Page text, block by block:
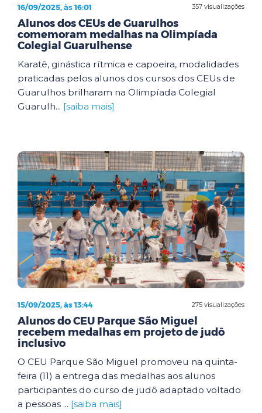
357 visualizações
16/09/2025, às 16:01
Alunos dos CEUs de Guarulhos
comemoram medalhas na Olimpíada
Colegial Guarulhense
Karatê, ginástica rítmica e capoeira, modalidades
praticadas pelos alunos dos cursos dos CEUs de
Guarulhos brilharam na Olimpíada Colegial
Guarulh... [saiba mais]
275 visualizações
15/09/2025, às 13:44
Alunos do CEU Parque São Miguel
recebem medalhas em projeto de judô
inclusivo
O CEU Parque São Miguel promoveu na quinta-
feira (11) a entrega das medalhas aos alunos
participantes do curso de judô adaptado voltado
a pessoas ... [saiba mais]